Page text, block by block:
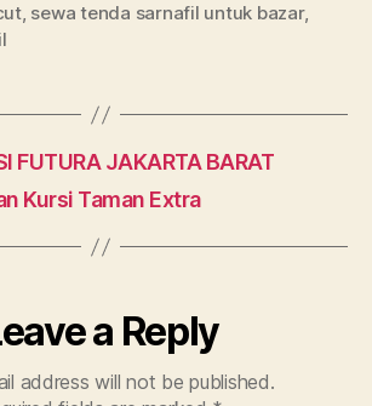
, sewa tenda sarnafil untuk bazar,
FUTURA JAKARTA BARAT
Kursi Taman Extra
a Reply
address will not be published.